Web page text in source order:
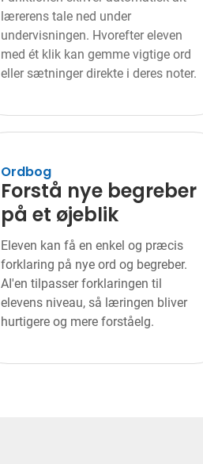
lærerens tale ned under
undervisningen. Hvorefter eleven
med ét klik kan gemme vigtige ord
eller sætninger direkte i deres noter.
Ordbog
Forstå nye begreber
på et øjeblik
Eleven kan få en enkel og præcis
forklaring på nye ord og begreber.
AI'en tilpasser forklaringen til
elevens niveau, så læringen bliver
hurtigere og mere forståelg.